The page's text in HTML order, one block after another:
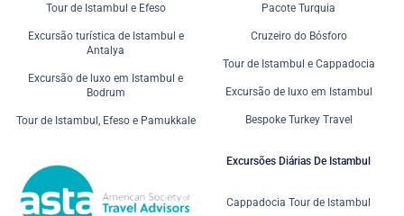
Tour de Istambul e Efeso
Excursão turística de Istambul e
Antalya
Excursão de luxo em Istambul e
Bodrum
Tour de Istambul, Efeso e Pamukkale
Pacote Turquia
Cruzeiro do Bósforo
Tour de Istambul e Cappadocia
Excursão de luxo em Istambul
Bespoke Turkey Travel
Excursões Diárias De Istambul
Cappadocia Tour de Istambul